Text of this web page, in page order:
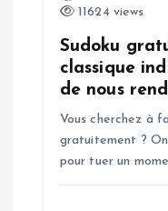
11624 views
Sudoku
classique
de nous
Vous cherchez à
gratuitement ?
pour tuer un